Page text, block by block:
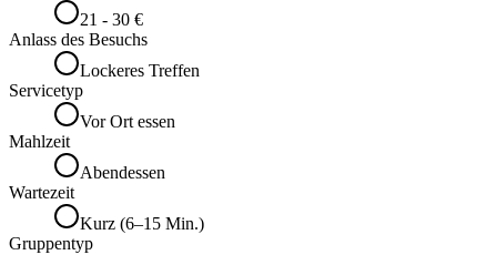
21 - 30 €
Anlass des Besuchs
Lockeres Treffen
Servicetyp
Vor Ort essen
Mahlzeit
Abendessen
Wartezeit
Kurz (6–15 Min.)
Gruppentyp